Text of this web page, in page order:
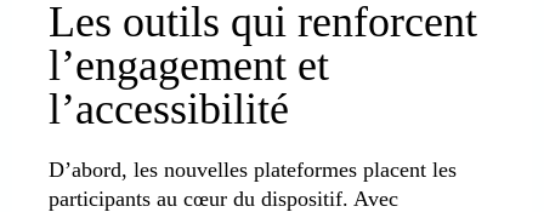
Les outils qui renforcent
l’engagement et
l’accessibilité
D’abord, les nouvelles plateformes placent les
participants au cœur du dispositif. Avec